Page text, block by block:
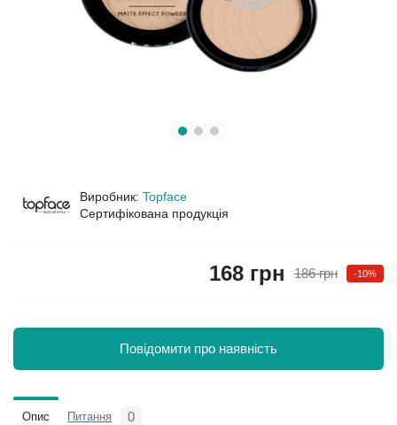
Виробник: Topface
Сертифікована продукція
186 грн -10%
168 грн
Повідомити про наявність
Опис Питання 0